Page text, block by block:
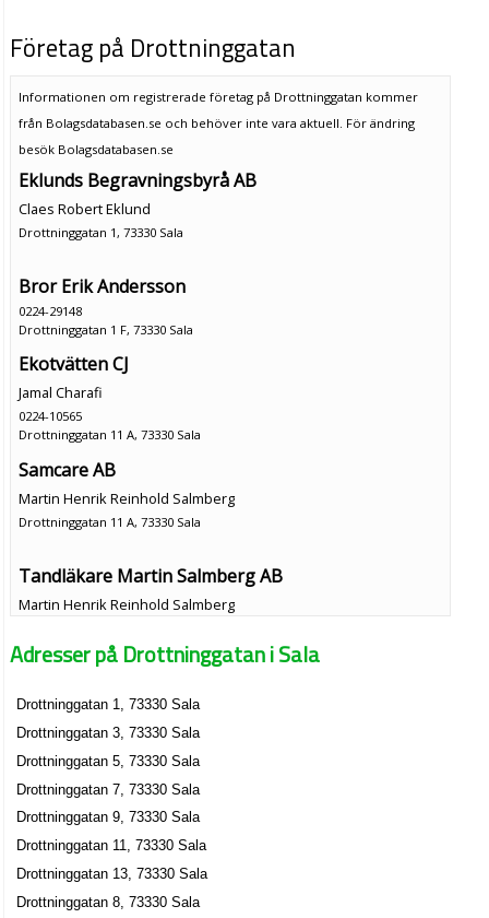
Företag på Drottninggatan
Informationen om registrerade företag på Drottninggatan kommer
från Bolagsdatabasen.se och behöver inte vara aktuell. För ändring
besök Bolagsdatabasen.se
Eklunds Begravningsbyrå AB
Claes Robert Eklund
Drottninggatan 1, 73330 Sala
Bror Erik Andersson
0224-29148
Drottninggatan 1 F, 73330 Sala
Ekotvätten CJ
Jamal Charafi
0224-10565
Drottninggatan 11 A, 73330 Sala
Samcare AB
Martin Henrik Reinhold Salmberg
Drottninggatan 11 A, 73330 Sala
Tandläkare Martin Salmberg AB
Martin Henrik Reinhold Salmberg
Drottninggatan 11 A, 73330 Sala
Annika Karin Anna Heléne Berglund
0224-29051
Drottninggatan 14 B, 73330 Sala
Adresser på Drottninggatan i Sala
Drottninggatan 1, 73330 Sala
Drottninggatan 3, 73330 Sala
Drottninggatan 5, 73330 Sala
Drottninggatan 7, 73330 Sala
Drottninggatan 9, 73330 Sala
Drottninggatan 11, 73330 Sala
Drottninggatan 13, 73330 Sala
Drottninggatan 8, 73330 Sala